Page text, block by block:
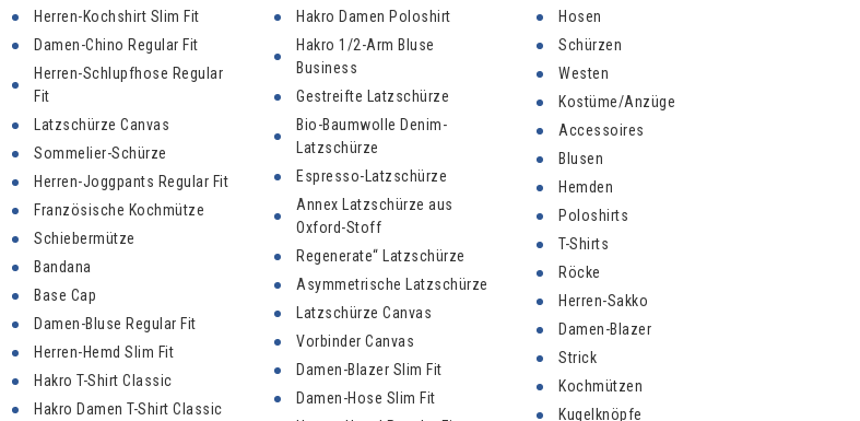
Herren-Kochshirt Slim Fit
Damen-Chino Regular Fit
Herren-Schlupfhose Regular
Fit
Latzschürze Canvas
Sommelier-Schürze
Herren-Joggpants Regular Fit
Französische Kochmütze
Schiebermütze
Bandana
Base Cap
Damen-Bluse Regular Fit
Herren-Hemd Slim Fit
Hakro T-Shirt Classic
Hakro Damen T-Shirt Classic
Hakro Damen Poloshirt
Hakro 1/2-Arm Bluse
Business
Gestreifte Latzschürze
Bio-Baumwolle Denim-
Latzschürze
Espresso-Latzschürze
Annex Latzschürze aus
Oxford-Stoff
Regenerate“ Latzschürze
Asymmetrische Latzschürze
Latzschürze Canvas
Vorbinder Canvas
Damen-Blazer Slim Fit
Damen-Hose Slim Fit
Hosen
Schürzen
Westen
Kostüme/Anzüge
Accessoires
Blusen
Hemden
Poloshirts
T-Shirts
Röcke
Herren-Sakko
Damen-Blazer
Strick
Kochmützen
Kugelknöpfe